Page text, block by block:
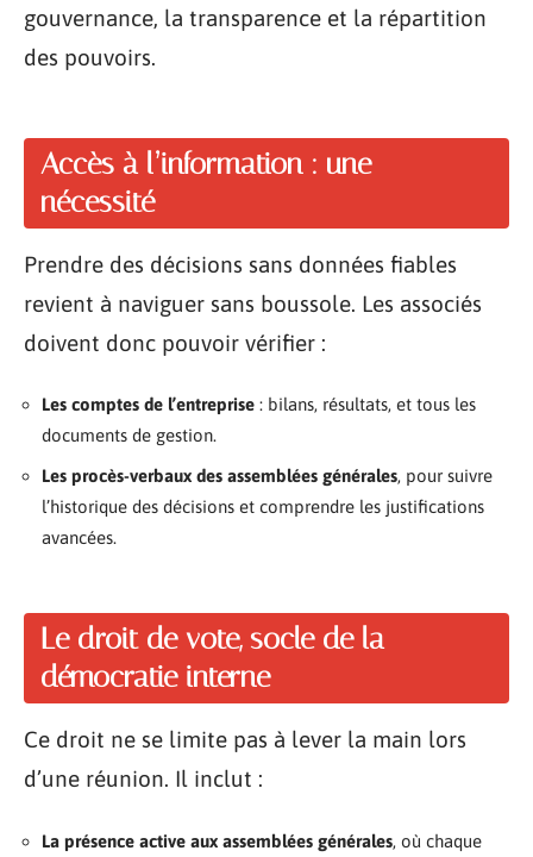
gouvernance, la transparence et la répartition
des pouvoirs.
Accès à l’information : une
nécessité
Prendre des décisions sans données fiables
revient à naviguer sans boussole. Les associés
doivent donc pouvoir vérifier :
Les comptes de l’entreprise : bilans, résultats, et tous les
documents de gestion.
Les procès-verbaux des assemblées générales, pour suivre
l’historique des décisions et comprendre les justifications
avancées.
Le droit de vote, socle de la
démocratie interne
Ce droit ne se limite pas à lever la main lors
d’une réunion. Il inclut :
La présence active aux assemblées générales, où chaque